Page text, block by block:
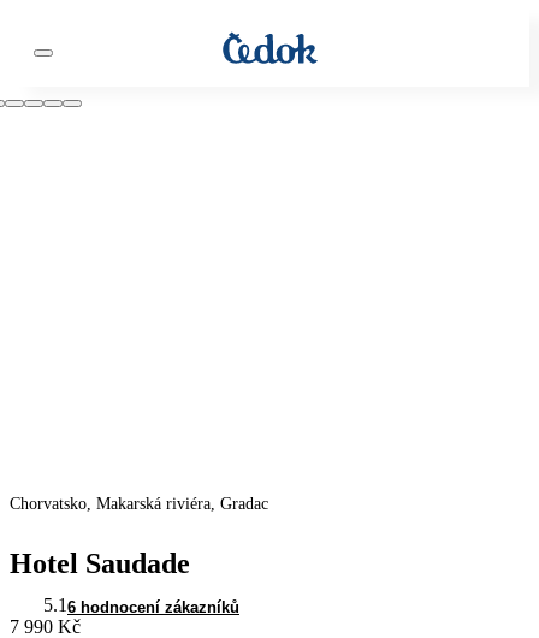
Chorvatsko, Makarská riviéra, Gradac
Hotel Saudade
5.1 6 hodnocení zákazníků
7 990 Kč